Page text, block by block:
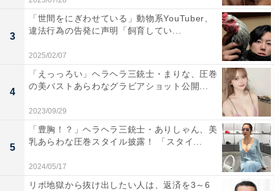
3
「世間をにぎわせている」動物系YouTuber、
違法行為の告発に声明「飼育してい...
2025/02/07
4
「えっっろい」ヘラヘラ三銃士・まりな、圧巻
の美バストあらわなグラビアショット公開...
2023/09/29
5
「豊胸！？」ヘラヘラ三銃士・ありしゃん、美
乳あらわな圧巻スタイル披露！ 「スタイ...
2024/05/17
リボ地獄から抜け出したい人は、返済を3～6